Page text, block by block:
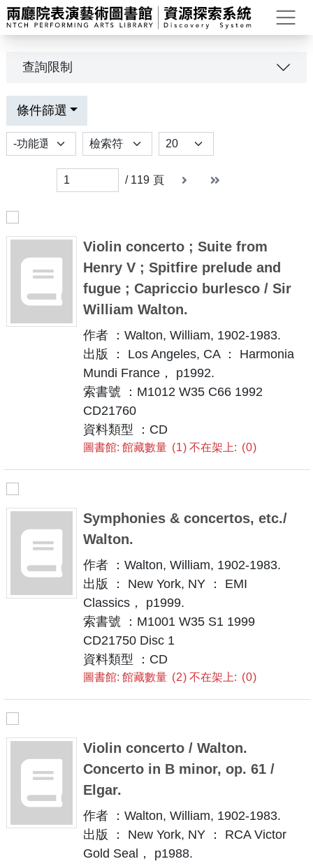
打
查詢限制
條件篩選
功能選項 排序 Results per page
/ 119 頁 下一頁 末頁
Violin concerto ; Suite from
Henry V ; Spitfire prelude and
fugue ; Capriccio burlesco / Sir
William Walton.
作者 ：Walton, William, 1902-1983.
出版 ： Los Angeles, CA ： Harmonia
Mundi France， p1992.
索書號 ：M1012 W35 C66 1992
CD21760
資料類型 ：CD
圖書館: 館藏數量 1 不在架上: 0
Symphonies & concertos, etc./
Walton.
作者 ：Walton, William, 1902-1983.
出版 ： New York, NY ： EMI
Classics， p1999.
索書號 ：M1001 W35 S1 1999
CD21750 Disc 1
資料類型 ：CD
圖書館: 館藏數量 2 不在架上: 0
Violin concerto / Walton.
Concerto in B minor, op. 61 /
Elgar.
作者 ：Walton, William, 1902-1983.
出版 ： New York, NY ： RCA Victor
Gold Seal， p1988.